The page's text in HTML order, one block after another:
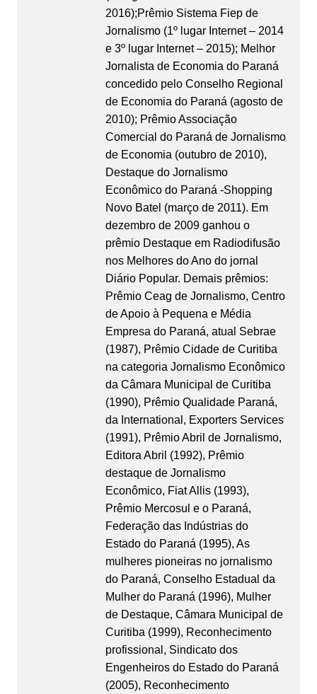
2016);Prêmio Sistema Fiep de
Jornalismo (1º lugar Internet – 2014
e 3º lugar Internet – 2015); Melhor
Jornalista de Economia do Paraná
concedido pelo Conselho Regional
de Economia do Paraná (agosto de
2010); Prêmio Associação
Comercial do Paraná de Jornalismo
de Economia (outubro de 2010),
Destaque do Jornalismo
Econômico do Paraná -Shopping
Novo Batel (março de 2011). Em
dezembro de 2009 ganhou o
prêmio Destaque em Radiodifusão
nos Melhores do Ano do jornal
Diário Popular. Demais prêmios:
Prêmio Ceag de Jornalismo, Centro
de Apoio à Pequena e Média
Empresa do Paraná, atual Sebrae
(1987), Prêmio Cidade de Curitiba
na categoria Jornalismo Econômico
da Câmara Municipal de Curitiba
(1990), Prêmio Qualidade Paraná,
da International, Exporters Services
(1991), Prêmio Abril de Jornalismo,
Editora Abril (1992), Prêmio
destaque de Jornalismo
Econômico, Fiat Allis (1993),
Prêmio Mercosul e o Paraná,
Federação das Indústrias do
Estado do Paraná (1995), As
mulheres pioneiras no jornalismo
do Paraná, Conselho Estadual da
Mulher do Paraná (1996), Mulher
de Destaque, Câmara Municipal de
Curitiba (1999), Reconhecimento
profissional, Sindicato dos
Engenheiros do Estado do Paraná
(2005), Reconhecimento